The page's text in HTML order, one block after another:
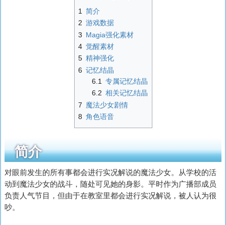
1
简介
2 游戏数据
3 Magia强化素材
4 觉醒素材
5 精神强化
6 记忆结晶
6.1
专属记忆结晶
6.2 相关记忆结晶
7 魔法少女剧情
8 角色语音
简介
对眼前发生的所有事都会进行实况解说的魔法少女。从学校的活
动到魔法少女的战斗，随处可见她的身影。平时作为广播部成员
负责人气节目，但由于在教室里都会进行实况解说，被人认为很
吵。